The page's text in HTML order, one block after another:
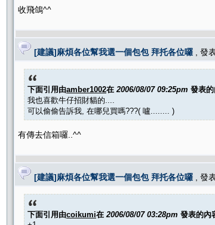
收飛鴿^^
[建議]麻煩各位幫我選一個包包 拜托各位囉 , 發
下面引用由amber1002在 2006/08/07 09:25pm 發表的
我也喜歡牛仔招財貓的....
可以偷偷告訴我, 在哪兒買嗎???( 嚧........ )
有傳去信箱囉..^^
[建議]麻煩各位幫我選一個包包 拜托各位囉 , 發
下面引用由coikumi在 2006/08/07 03:28pm 發表的內